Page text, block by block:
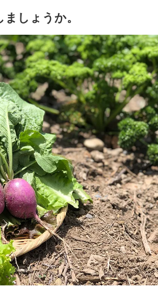
しょうか。